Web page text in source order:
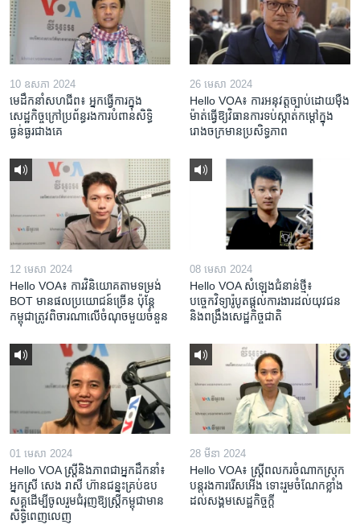
10 ឧសភា 2024
មេដឹកនាំសហជីព៖ អ្នកធ្វើការក្នុង
សេដ្ឋកិច្ចក្រៅប្រព័ន្ធរងការបំពានសិទ្ធិ
ធ្ងន់ធ្ងរជាងគេ
26 មេសា 2024
Hello VOA៖ ការអនុវត្ត​ច្បាប់​ដោយ​ម៉ឺង
ម៉ាត់​ធ្វើ​ឱ្យ​វិធានការ​ទប់ស្កាត់​កម្តៅ​ក្នុង​
រោងចក្រ​មាន​ប្រសិទ្ធភាព​​
12 មេសា 2024
Hello VOA៖ ការ​វិនិយោគ​តាម​ទម្រង់ ​
BOT​ មាន​ផល​ប្រយោជន៍​ច្រើន ប៉ុន្តែ​
កម្ពុជា​ត្រូវ​ពិចារណា​លើ​ចំណុច​មួយ​ចំនួន
08 មេសា 2024
Hello VOA សំឡេង​ជំនាន់​ថ្មី៖
បច្ចេកវិទ្យា​រ៉ូបូត​ផ្តល់​ការងារ​ដល់​យុវជន
និង​ពង្រឹង​​សេដ្ឋកិច្ច​ជាតិ​​​​​​
01 មេសា 2024
Hello VOA ស្ត្រីនិងភាពជាអ្នកដឹកនាំ៖
អ្នកស្រី សេង រាសី ហ៊ានជន្នះគ្រប់ឧប
សគ្គដើម្បីចូលរួមជំរុញឱ្យស្រ្តីកម្ពុជាមាន
សិទ្ធិពេញលេញ
28 មីនា 2024
Hello VOA៖ ស្រ្តីពលករចំណាកស្រុក
បន្តរងការរើសអើង ទោះរួមចំណែកខ្លាំង
ដល់សង្គមសេដ្ឋកិច្ចក្តី